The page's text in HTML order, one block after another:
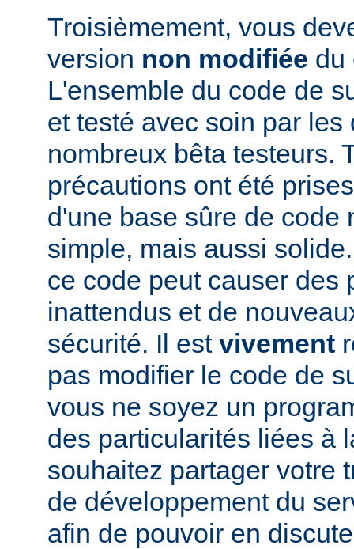
Troisièmement, vous
version non modifiée du
L'ensemble du code de
et testé avec soin par
nombreux bêta testeurs.
précautions ont été
d'une base sûre de code
simple, mais aussi
ce code peut causer des
inattendus et de
sécurité. Il est vivement
pas modifier le code de
vous ne soyez un
des particularités liées à
souhaitez partager votre
de développement du
afin de pouvoir en